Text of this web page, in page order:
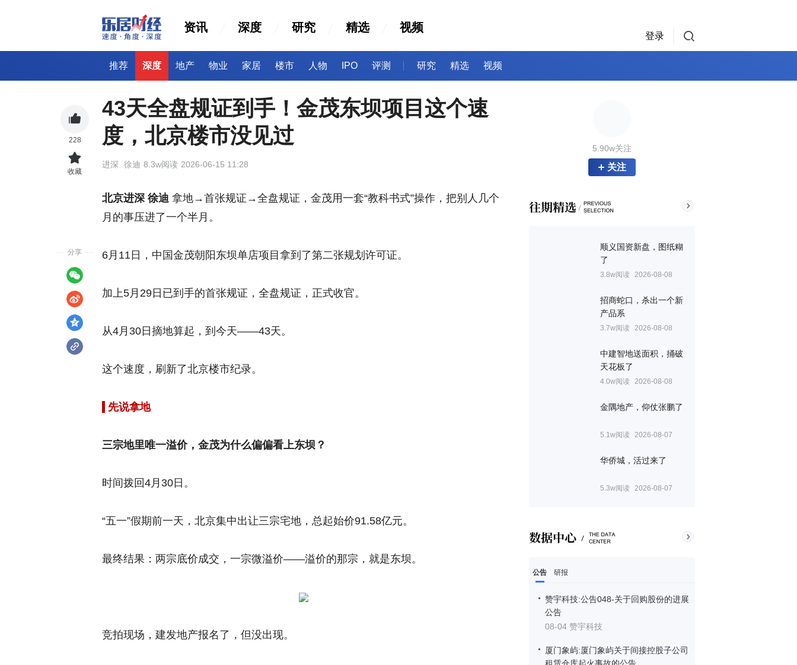
资讯 深度 研究 精选 视频
登录
推荐 深度 地产 物业 家居 楼市 人物 IPO 评测 研究 精选 视频
5.90w关注
关注
顺义国资新盘，图纸糊
了
3.8w阅读 2026-08-08
招商蛇口，杀出一个新
产品系
3.7w阅读 2026-08-08
中建智地送面积，捅破
天花板了
4.0w阅读 2026-08-08
金隅地产，仰仗张鹏了
5.1w阅读 2026-08-07
华侨城，活过来了
5.3w阅读 2026-08-07
公告 研报
赞宇科技:公告048-关于回购股份的进展
公告
08-04 赞宇科技
厦门象屿:厦门象屿关于间接控股子公司
43天全盘规证到手！金茂东坝项目这个速
度，北京楼市没见过
进深 徐迪 8.3w阅读 2026-06-15 11:28
北京进深 徐迪 拿地→首张规证→全盘规证，金茂用一套“教科书式”操作，把别人几个
月的事压进了一个半月。
6月11日，中国金茂朝阳东坝单店项目拿到了第二张规划许可证。
加上5月29日已到手的首张规证，全盘规证，正式收官。
从4月30日摘地算起，到今天——43天。
这个速度，刷新了北京楼市纪录。
先说拿地
三宗地里唯一溢价，金茂为什么偏偏看上东坝？
时间拨回4月30日。
“五一”假期前一天，北京集中出让三宗宅地，总起始价91.58亿元。
最终结果：两宗底价成交，一宗微溢价——溢价的那宗，就是东坝。
竞拍现场，建发地产报名了，但没出现。
228
收藏
分享